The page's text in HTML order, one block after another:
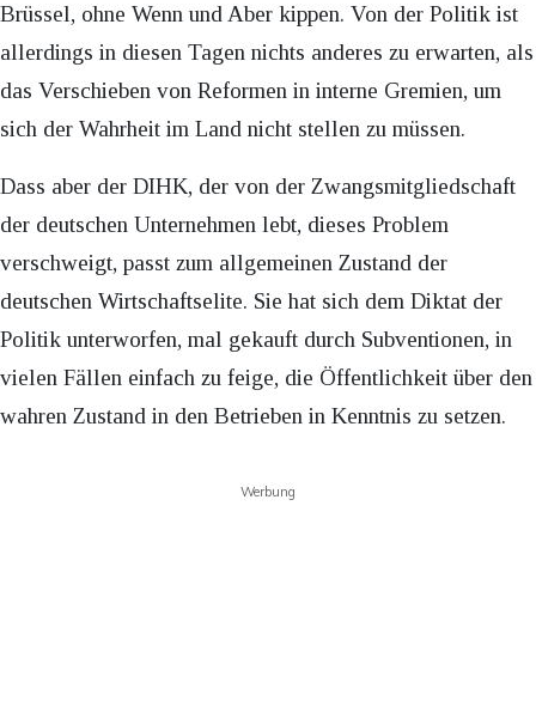
Brüssel, ohne Wenn und Aber kippen. Von der Politik ist
allerdings in diesen Tagen nichts anderes zu erwarten, als
das Verschieben von Reformen in interne Gremien, um
sich der Wahrheit im Land nicht stellen zu müssen.
Dass aber der DIHK, der von der Zwangsmitgliedschaft
der deutschen Unternehmen lebt, dieses Problem
verschweigt, passt zum allgemeinen Zustand der
deutschen Wirtschaftselite. Sie hat sich dem Diktat der
Politik unterworfen, mal gekauft durch Subventionen, in
vielen Fällen einfach zu feige, die Öffentlichkeit über den
wahren Zustand in den Betrieben in Kenntnis zu setzen.
Werbung